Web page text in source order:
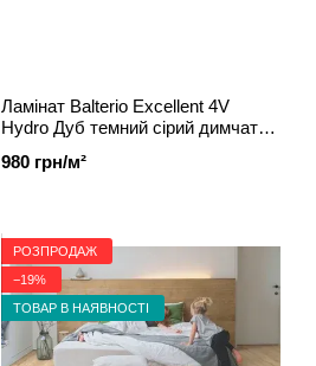
Ламінат Balterio Excellent 4V
Hydro Дуб темний сірий димчатий
980 грн/м²
РОЗПРОДАЖ
−19%
ТОВАР В НАЯВНОСТІ